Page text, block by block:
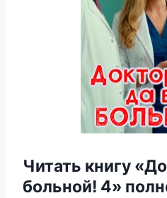
Читать книгу
больной! 4»